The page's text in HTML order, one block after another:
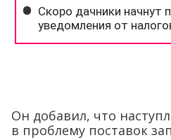
Он добавил, что
в проблему поставок